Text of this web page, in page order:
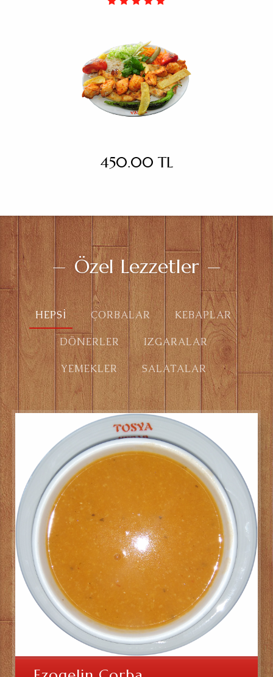
450.00 TL
Özel Lezzetler
HEPSI ÇORBALAR KEBAPLAR
DÖNERLER IZGARALAR
YEMEKLER SALATALAR